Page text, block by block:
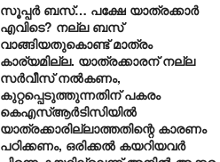
സൂപ്പർ ബസ്… പക്ഷേ യാത്രക്കാർ
എവിടെ? നല്ല ബസ്
വാങ്ങിയതുകൊണ്ട് മാത്രം
കാര്യമില്ല. യാത്രക്കാരന് നല്ല
സര്‍വീസ് നല്‍കണം,
കുറ്റപ്പെടുത്തുന്നതിന് പകരം
കെഎസ്ആര്‍ടിസിയില്‍
യാത്രക്കാരില്ലാത്തതിന്റെ കാരണം
പഠിക്കണം, ഒരിക്കല്‍ കയറിയവര്‍